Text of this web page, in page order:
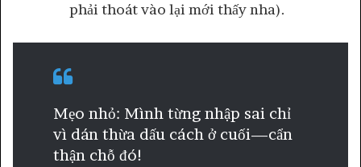
phải thoát vào lại mới thấy nha).
Mẹo nhỏ: Mình từng nhập sai chỉ
vì dán thừa dấu cách ở cuối—cẩn
thận chỗ đó!